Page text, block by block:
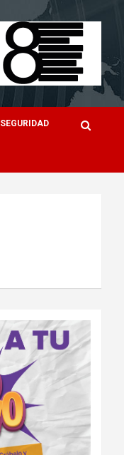
SEGURIDAD